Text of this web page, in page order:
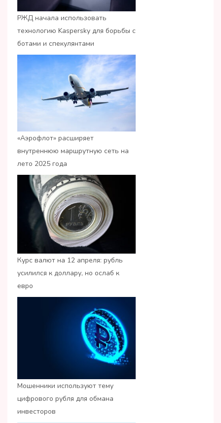
РЖД начала использовать
технологию Kaspersky для борьбы с
ботами и спекулянтами
«Аэрофлот» расширяет
внутреннюю маршрутную сеть на
лето 2025 года
Курс валют на 12 апреля: рубль
усилился к доллару, но ослаб к
евро
Мошенники используют тему
цифрового рубля для обмана
инвесторов